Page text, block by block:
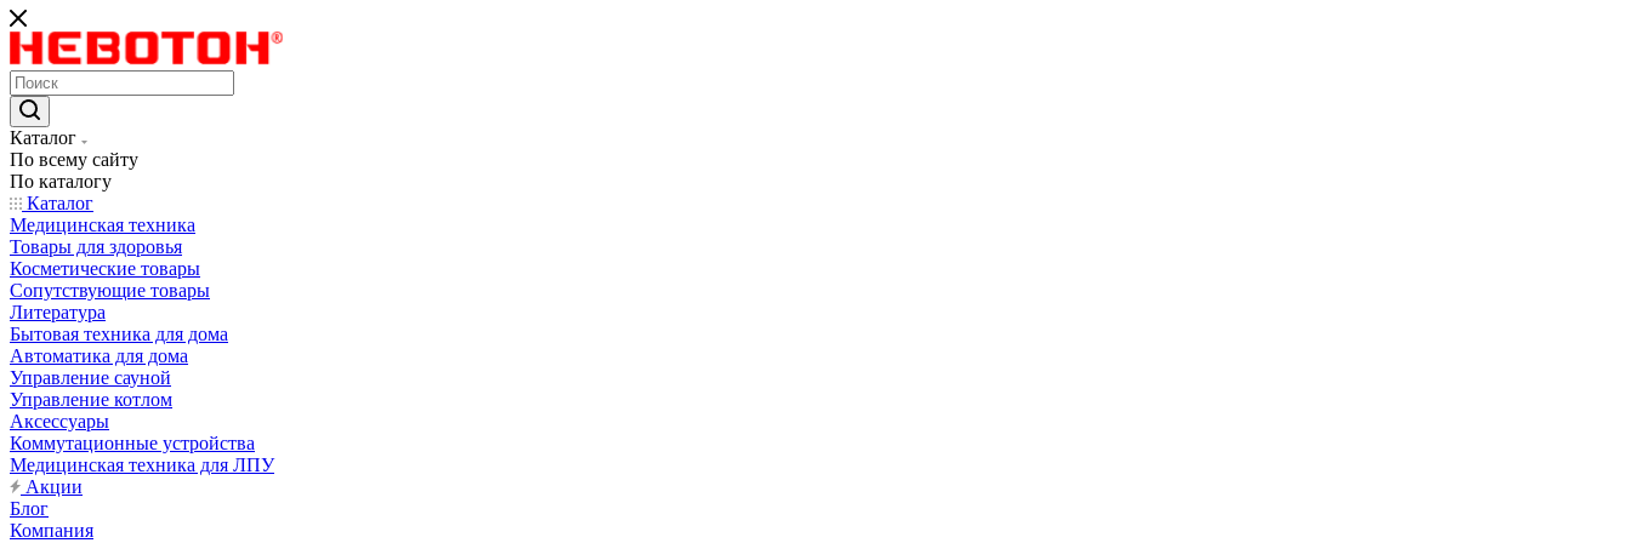
Каталог
По всему сайту
По каталогу
Каталог
Медицинская техника
Товары для здоровья
Косметические товары
Сопутствующие товары
Литература
Бытовая техника для дома
Автоматика для дома
Управление сауной
Управление котлом
Аксессуары
Коммутационные устройства
Медицинская техника для ЛПУ
Акции
Блог
Компания